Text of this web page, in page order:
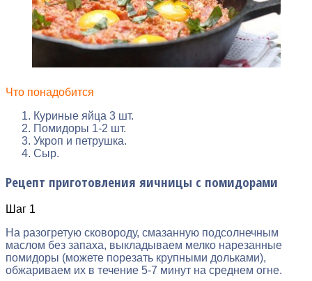
Что понадобится
Куриные яйца 3 шт.
Помидоры 1-2 шт.
Укроп и петрушка.
Сыр.
Рецепт приготовления яичницы с помидорами
Шаг 1
На разогретую сковороду, смазанную подсолнечным
маслом без запаха, выкладываем мелко нарезанные
помидоры (можете порезать крупными дольками),
обжариваем их в течение 5-7 минут на среднем огне.